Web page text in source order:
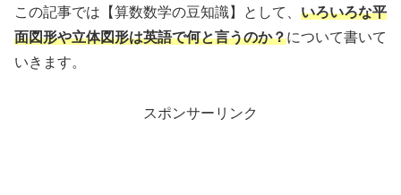
この記事では【算数数学の豆知識】として、 いろいろな平
面図形や立体図形は英語で何と言うのか？について書いて
いきます。
スポンサーリンク